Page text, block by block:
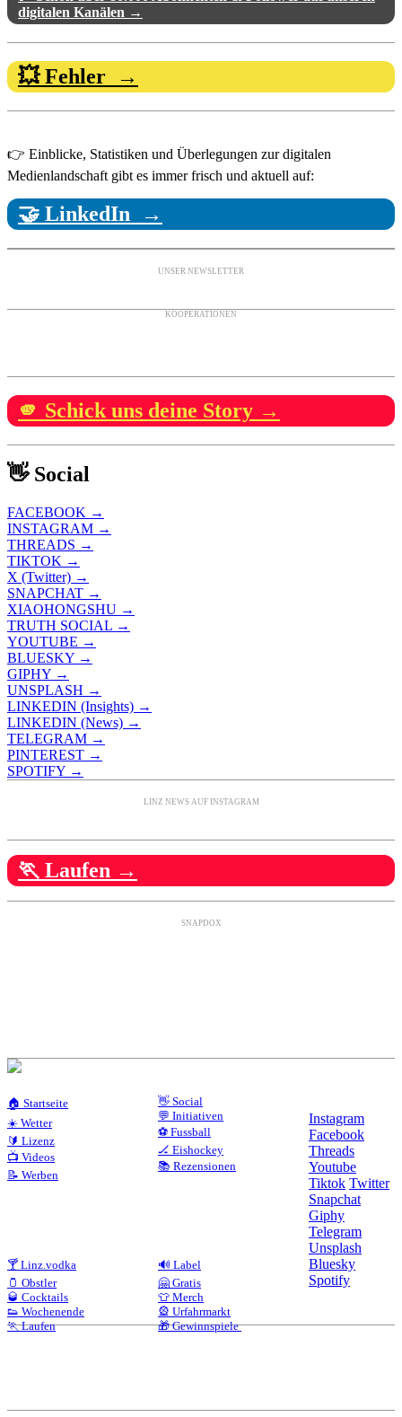
digitalen Kanälen →
💥 Fehler →
👉 Einblicke, Statistiken und Überlegungen zur digitalen
Medienlandschaft gibt es immer frisch und aktuell auf:
🤝 LinkedIn →
UNSER NEWSLETTER
KOOPERATIONEN
🫵 Schick uns deine Story →
👋 Social
FACEBOOK →
INSTAGRAM →
THREADS →
TIKTOK →
X (Twitter) →
SNAPCHAT →
XIAOHONGSHU →
TRUTH SOCIAL →
YOUTUBE →
BLUESKY →
GIPHY →
UNSPLASH →
LINKEDIN (Insights) →
LINKEDIN (News) →
TELEGRAM →
PINTEREST →
SPOTIFY →
LINZ NEWS AUF INSTAGRAM
🏃 Laufen →
SNAPDOX
🏠 Startseite
☀️ Wetter
🔰 Lizenz
📺 Videos
📝 Werben
👋 Social
💬 Initiativen
⚽ Fussball
🏒 Eishockey
📚 Rezensionen
🍸 Linz.vodka
🫙 Obstler
🥃 Cocktails
👟 Wochenende
🏃 Laufen
🔊 Label
🤗 Gratis
👕 Merch
🎡 Urfahrmarkt
🎁 Gewinnspiele
Instagram
Facebook
Threads
Youtube
Tiktok Twitter
Snapchat
Giphy
Telegram
Unsplash
Bluesky
Spotify